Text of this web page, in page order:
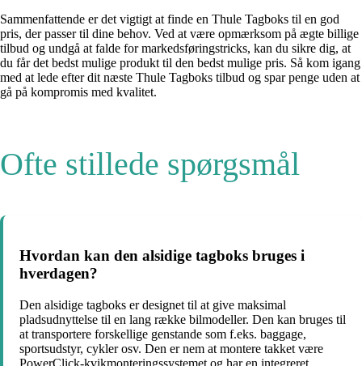
Sammenfattende er det vigtigt at finde en Thule Tagboks til en god
pris, der passer til dine behov. Ved at være opmærksom på ægte billige
tilbud og undgå at falde for markedsføringstricks, kan du sikre dig, at
du får det bedst mulige produkt til den bedst mulige pris. Så kom igang
med at lede efter dit næste Thule Tagboks tilbud og spar penge uden at
gå på kompromis med kvalitet.
Ofte stillede spørgsmål
Hvordan kan den alsidige tagboks bruges i
hverdagen?
Den alsidige tagboks er designet til at give maksimal
pladsudnyttelse til en lang række bilmodeller. Den kan bruges til
at transportere forskellige genstande som f.eks. baggage,
sportsudstyr, cykler osv. Den er nem at montere takket være
PowerClick-kvikmonteringssystemet og har en integreret